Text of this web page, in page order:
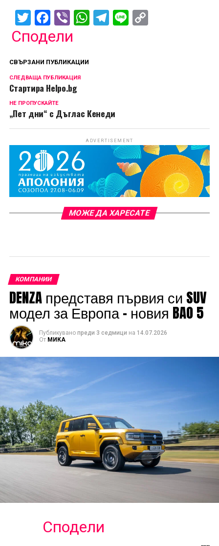
Twitter
Facebook
ViberWhatsApp
Telegram
LineCopy
Сподели
СВЪРЗАНИ ПУБЛИКАЦИИ
СЛЕДВАЩА ПУБЛИКАЦИЯ
Стартира Helpo.bg
НЕ ПРОПУСКАЙТЕ
„Пет дни“ с Дъглас Кенеди
ADVERTISEMENT
МОЖЕ ДА ХАРЕСАТЕ
КОМПАНИИ
DENZA представя първия си SUV
модел за Европа – новия BAO 5
Публикувано преди 3 седмици на 14.07.2026
От МИКА
Сподели